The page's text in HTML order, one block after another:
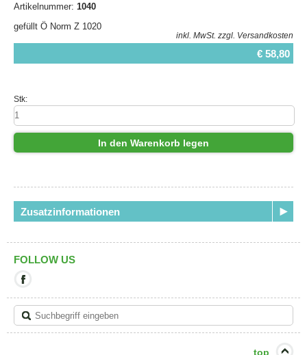
Artikelnummer: 1040
gefüllt Ö Norm Z 1020
inkl. MwSt. zzgl. Versandkosten
€ 58,80
Stk:
In den Warenkorb legen
Zusatzinformationen
FOLLOW US
Link
verlassen
Sie
die
top